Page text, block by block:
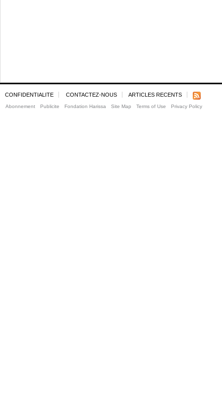
CONFIDENTIALITE CONTACTEZ-NOUS ARTICLES RECENTS
Abonnement Publicite Fondation Harissa Site Map Terms of Use Privacy Policy